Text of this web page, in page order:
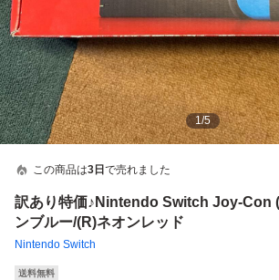
1/5
この商品は3日 で売れました
訳あり特価♪Nintendo Switch Joy-Con
ンブルー/(R)ネオンレッド
Nintendo Switch
送料無料